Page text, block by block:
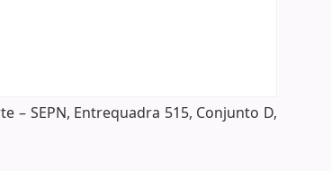
– SEPN, Entrequadra 515, Conjunto D,